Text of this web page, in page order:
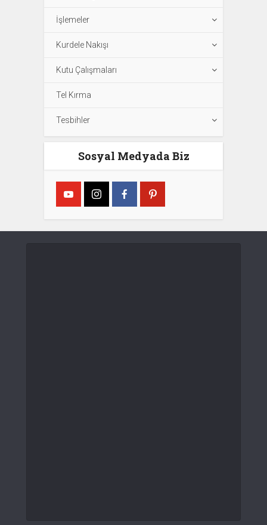
İşlemeler
Kurdele Nakışı
Kutu Çalışmaları
Tel Kırma
Tesbihler
Sosyal Medyada Biz